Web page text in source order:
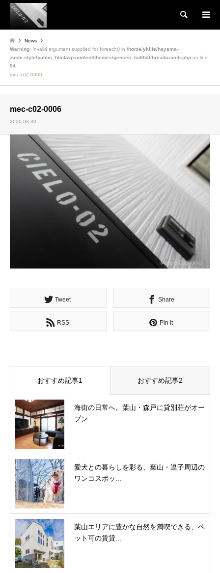
検索
News
Warning: Invalid argument supplied for foreach() in /home/yklife/hayama-
zushi.style/public_html/wp-content/themes/gensen_tcd050/breadcrumb.php on line
94
mec-c02-0006
mec-c02-0006
2020.08.30
Tweet Share
RSS Pin it
おすすめ記事1 おすすめ記事2
海街の日常へ。葉山・森戸に貸別荘がオー
プン
愛犬との暮らしを彩る、葉山・逗子周辺の
ワンコスポッ...
葉山エリアに豊かな自然を満喫できる、ペ
ット可の賃貸...